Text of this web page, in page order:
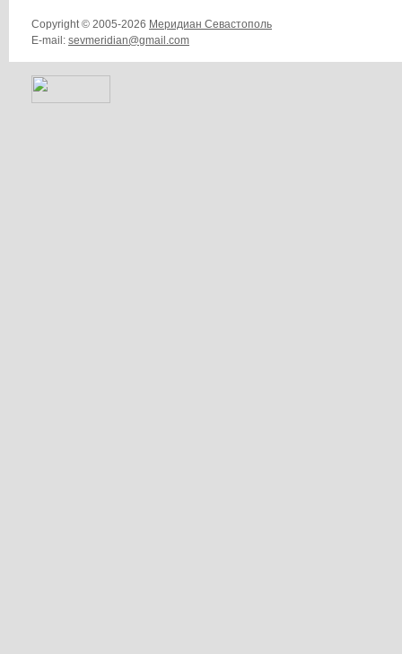
Copyright © 2005-2026 Меридиан Севастополь
E-mail: sevmeridian@gmail.com